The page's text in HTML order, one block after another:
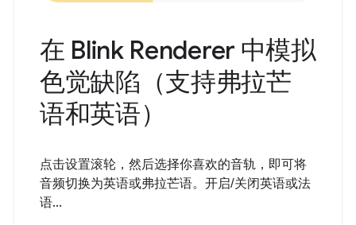
在 Blink Renderer 中模拟
色觉缺陷（支持弗拉芒
语和英语）
点击设置滚轮，然后选择你喜欢的音轨，即可将
音频切换为英语或弗拉芒语。开启/关闭英语或法
语...